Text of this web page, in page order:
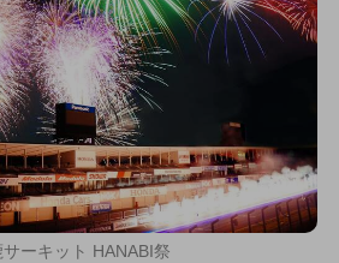
ーキット HANABI祭